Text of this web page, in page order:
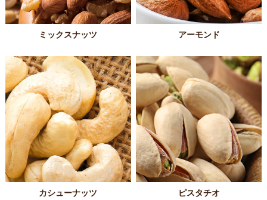
ミックスナッツ アーモンド
カシューナッツ ピスタチオ